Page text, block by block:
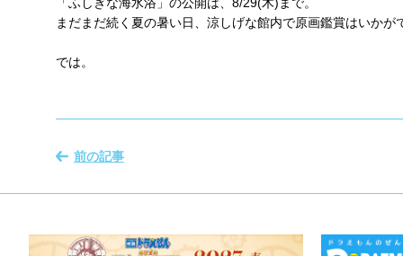
まだまだ続く夏の暑い日、涼しげな館内で原画鑑賞はいかが
では。
前の記事